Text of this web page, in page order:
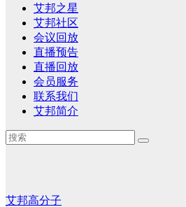
艾邦之星
艾邦社区
会议回放
直播预告
直播回放
会员服务
联系我们
艾邦简介
艾邦高分子